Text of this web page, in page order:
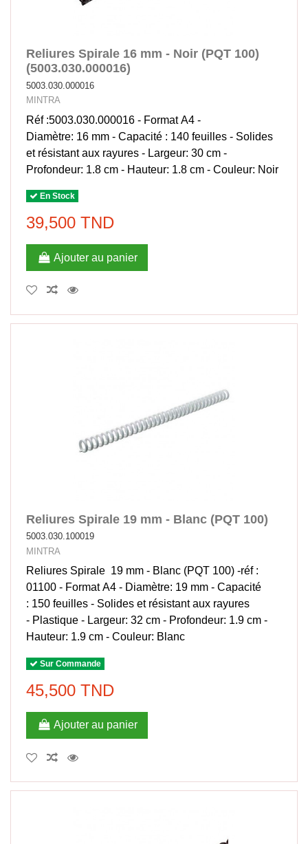
Reliures Spirale 16 mm - Noir (PQT 100)
(5003.030.000016)
5003.030.000016
MINTRA
Réf :5003.030.000016 - Format A4 -
Diamètre: 16 mm - Capacité : 140 feuilles - Solides
et résistant aux rayures - Largeur: 30 cm -
Profondeur: 1.8 cm - Hauteur: 1.8 cm - Couleur: Noir
En Stock
39,500 TND
Ajouter au panier
Reliures Spirale 19 mm - Blanc (PQT 100)
5003.030.100019
MINTRA
Reliures Spirale 19 mm - Blanc (PQT 100) -réf :
01100 - Format A4 - Diamètre: 19 mm - Capacité
: 150 feuilles - Solides et résistant aux rayures
- Plastique - Largeur: 32 cm - Profondeur: 1.9 cm -
Hauteur: 1.9 cm - Couleur: Blanc
Sur Commande
45,500 TND
Ajouter au panier